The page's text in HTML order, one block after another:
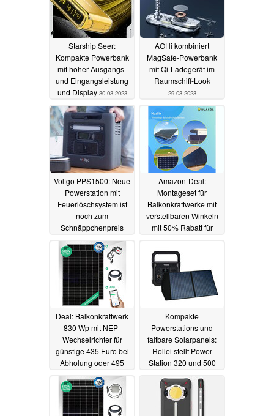
Starship Seer:
Kompakte Powerbank
mit hoher Ausgangs-
und Eingangsleistung
und Display 30.03.2023
AOHi kombiniert
MagSafe-Powerbank
mit Qi-Ladegerät im
Raumschiff-Look
29.03.2023
Voltgo PPS1500: Neue
Powerstation mit
Feuerlöschsystem ist
noch zum
Schnäppchenpreis
vorbestellbar29.03.2023
Amazon-Deal:
Montageset für
Balkonkraftwerke mit
verstellbaren Winkeln
mit 50% Rabatt für
28.03.2023
Deal: Balkonkraftwerk
830 Wp mit NEP-
Wechselrichter für
günstige 435 Euro bei
Abholung oder 495
Euro mit Versand
28.03.2023
Kompakte
Powerstations und
faltbare Solarpanels:
Rollei stellt Power
Station 320 und 500
27.03.2023